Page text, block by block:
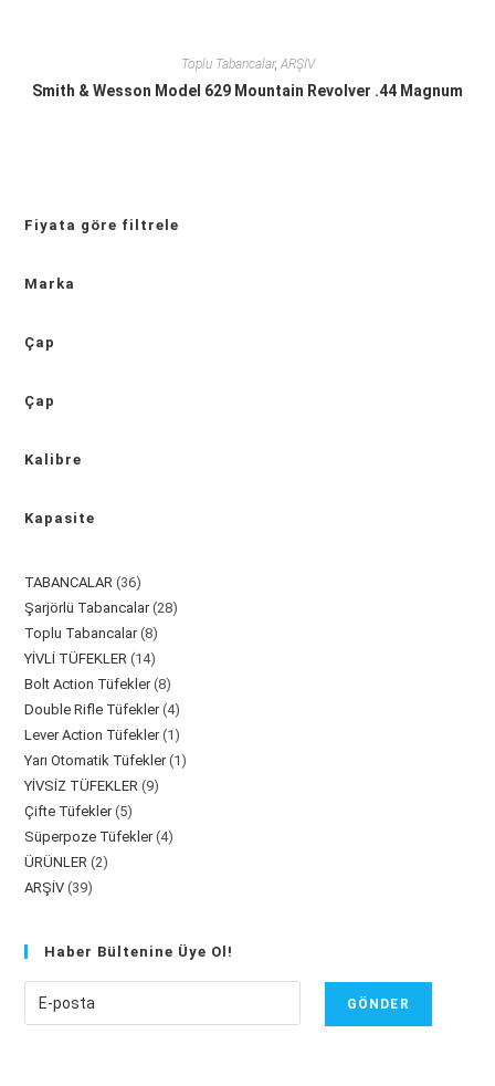
Toplu Tabancalar, ARŞİV
Smith & Wesson Model 629 Mountain Revolver .44 Magnum
Fiyata göre filtrele
Marka
Çap
Çap
Kalibre
Kapasite
TABANCALAR 3636
ürün
Şarjörlü Tabancalar 2828
Toplu Tabancalar 88
ürün
YİVLİ TÜFEKLER 1414
ürün
Bolt Action Tüfekler 88
ürün
Double Rifle Tüfekler 44
ürün
Lever Action Tüfekler 11
ürün
Yarı Otomatik Tüfekler 11
YİVSİZ TÜFEKLER 99
Çifte Tüfekler 55
ürün
Süperpoze Tüfekler 44
ÜRÜNLER 22
ARŞİV 3939
Haber Bültenine Üye Ol!